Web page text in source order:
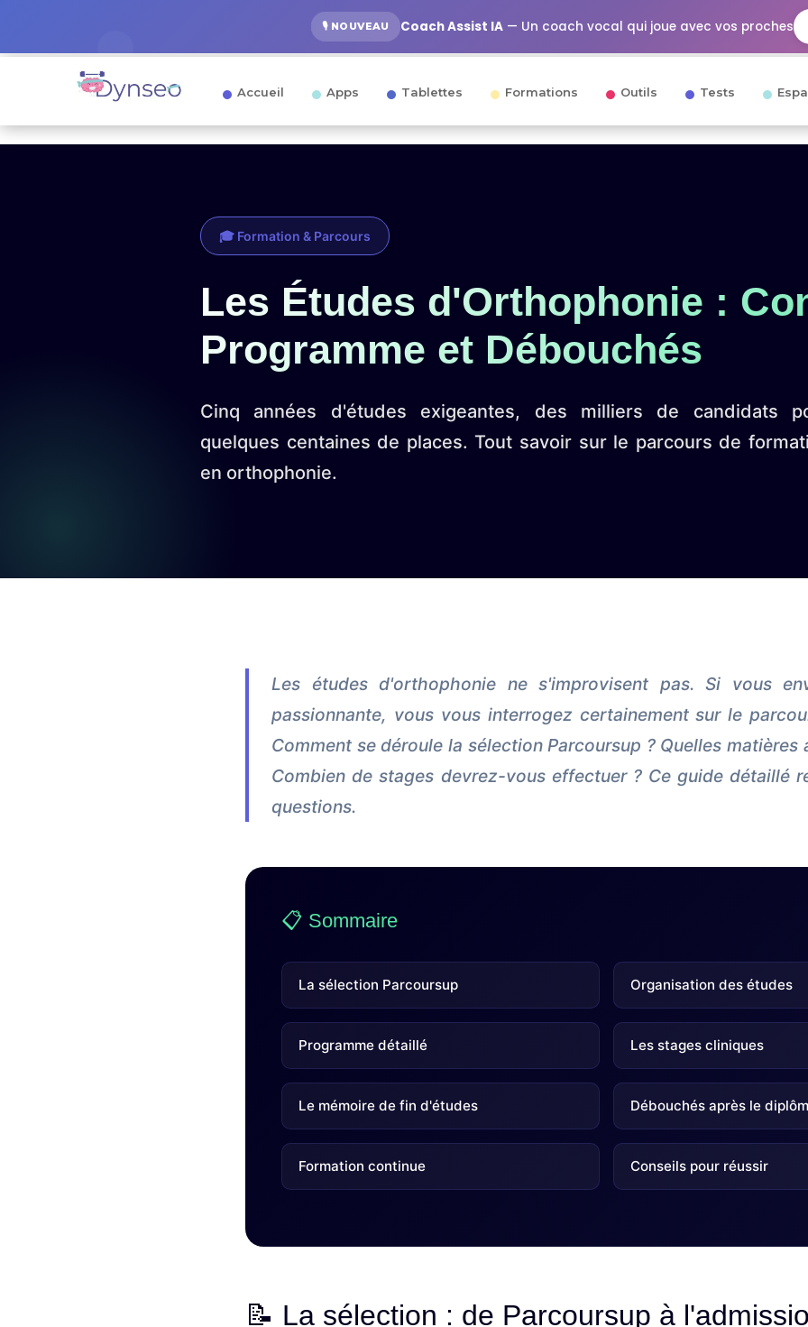
🎙️ NOUVEAU Coach Assist IA— Un coach vocal qui joue avec vos proches
Accueil Apps Tablettes Formations Outils Tests
🎓 Formation & Parcours
Les Études d'Orthophonie :
Programme et Débouchés
Cinq années d'études exigeantes, des milliers de candidats
quelques centaines de places. Tout savoir sur le parcours de
en orthophonie.
Les études d'orthophonie ne s'improvisent pas. Si vous
passionnante, vous vous interrogez certainement sur le
Comment se déroule la sélection Parcoursup ? Quelles
Combien de stages devrez-vous effectuer ? Ce guide détaillé
questions.
📋 Sommaire
La sélection Parcoursup Organisation des études
Programme détaillé Les stages cliniques
Le mémoire de fin d'études Débouchés après le
Formation continue Conseils pour réussir
📝 La sélection : de Parcoursup à